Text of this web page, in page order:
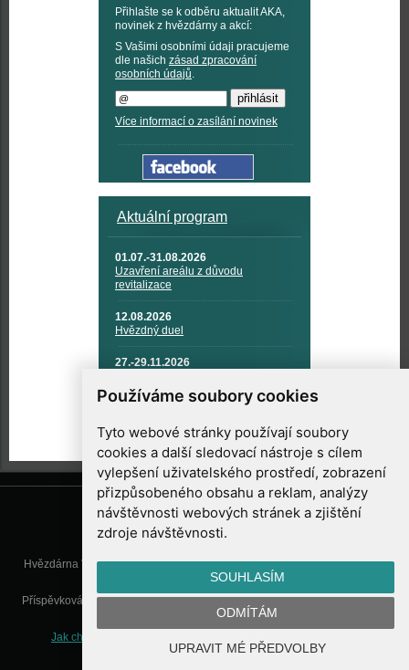
Používáme soubory cookies
Tyto webové stránky používají soubory
cookies a další sledovací nástroje s cílem
vylepšení uživatelského prostředí, zobrazení
přizpůsobeného obsahu a reklam, analýzy
návštěvnosti webových stránek a zjištění
zdroje návštěvnosti.
SOUHLASÍM
ODMÍTÁM
UPRAVIT MÉ PŘEDVOLBY
Přihlašte se k odběru aktualit AKA,
novinek z hvězdárny a akcí:
S Vašimi osobními údaji pracujeme
dle našich zásad zpracování
osobních údajů.
Více informací o zasílání novinek
Aktuální program
01.07.-31.08.2026
Uzavření areálu z důvodu
revitalizace
12.08.2026
Hvězdný duel
27.-29.11.2026
TECHNIKA A KOSMICKÉ
TECHNOLOGIE
Hvězdárna Valašské Meziříčí, příspěvková organizace, Vsetínská 78, 757
01 Valašské Meziříčí
Příspěvková organizace Zlínského kraje. Telefon:571 611 928, Mobil:777
info@astrovm.cz
Jak chráníme Vaše osobní údaje
WebConsult.cz